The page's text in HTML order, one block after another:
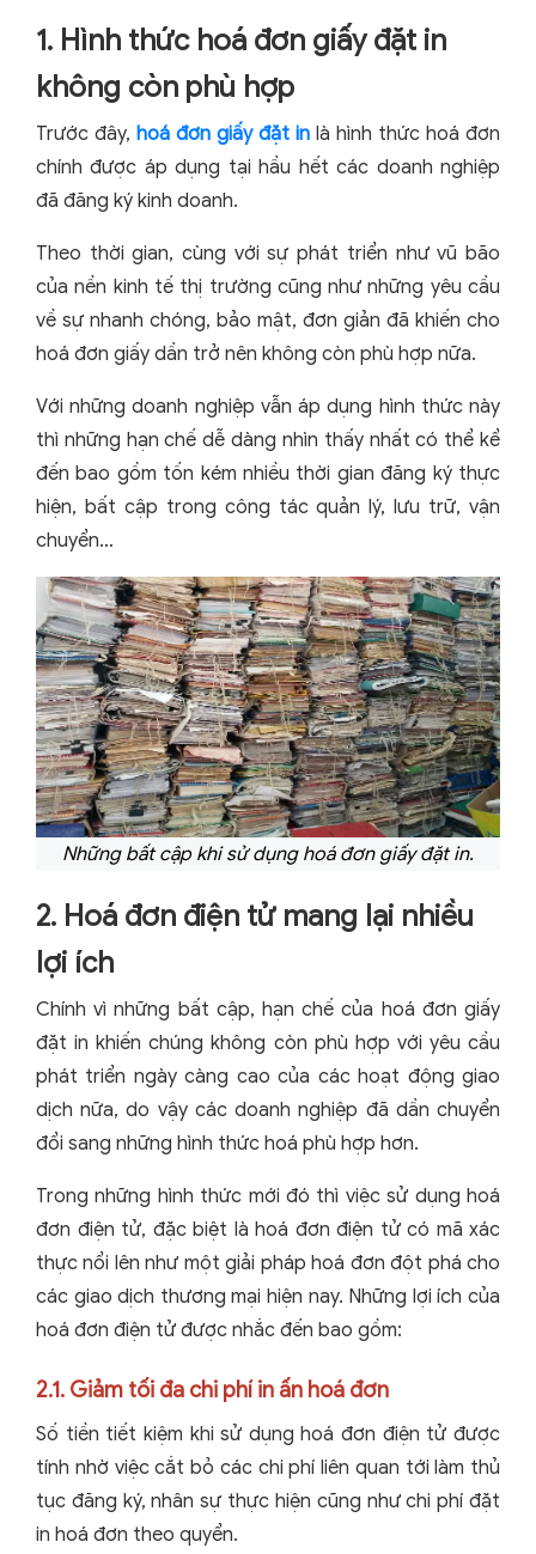
1. Hình thức hoá đơn giấy đặt in
không còn phù hợp
Trước đây, hoá đơn giấy đặt in là hình thức hoá đơn
chính được áp dụng tại hầu hết các doanh nghiệp
đã đăng ký kinh doanh.
Theo thời gian, cùng với sự phát triển như vũ bão
của nền kinh tế thị trường cũng như những yêu cầu
về sự nhanh chóng, bảo mật, đơn giản đã khiến cho
hoá đơn giấy dần trở nên không còn phù hợp nữa.
Với những doanh nghiệp vẫn áp dụng hình thức này
thì những hạn chế dễ dàng nhìn thấy nhất có thể kể
đến bao gồm tốn kém nhiều thời gian đăng ký thực
hiện, bất cập trong công tác quản lý, lưu trữ, vận
chuyển…
Những bất cập khi sử dụng hoá đơn giấy đặt in.
2. Hoá đơn điện tử mang lại nhiều
lợi ích
Chính vì những bất cập, hạn chế của hoá đơn giấy
đặt in khiến chúng không còn phù hợp với yêu cầu
phát triển ngày càng cao của các hoạt động giao
dịch nữa, do vậy các doanh nghiệp đã dần chuyển
đổi sang những hình thức hoá phù hợp hơn.
Trong những hình thức mới đó thì việc sử dụng hoá
đơn điện tử, đặc biệt là hoá đơn điện tử có mã xác
thực nổi lên như một giải pháp hoá đơn đột phá cho
các giao dịch thương mại hiện nay. Những lợi ích của
hoá đơn điện tử được nhắc đến bao gồm:
2.1. Giảm tối đa chi phí in ấn hoá đơn
Số tiền tiết kiệm khi sử dụng hoá đơn điện tử được
tính nhờ việc cắt bỏ các chi phí liên quan tới làm thủ
tục đăng ký, nhân sự thực hiện cũng như chi phí đặt
in hoá đơn theo quyển.